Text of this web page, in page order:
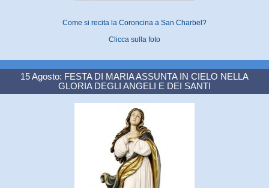
Come si recita la Coroncina a San Charbel?
Clicca sulla foto
15 Agosto: FESTA DI MARIA ASSUNTA IN CIELO NELLA
GLORIA DEGLI ANGELI E DEI SANTI